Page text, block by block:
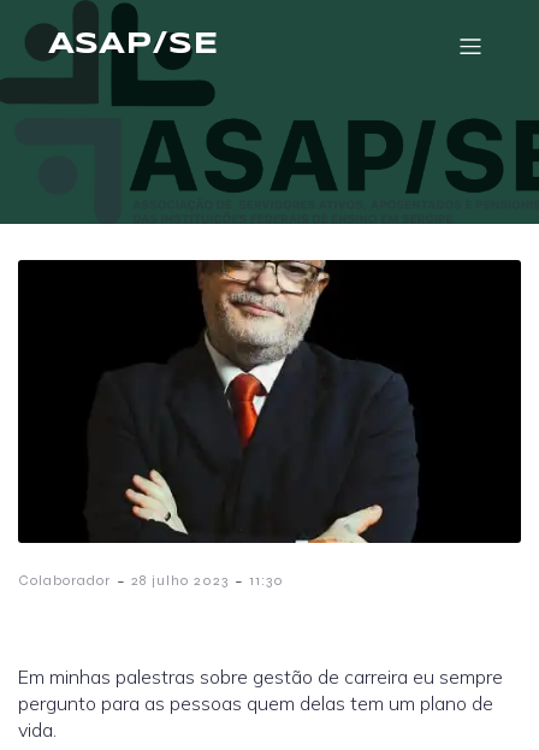
ASAP/SE
Colaborador - 28 julho 2023 - 11:30
Em minhas palestras sobre gestão de carreira eu sempre
pergunto para as pessoas quem delas tem um plano de
vida.